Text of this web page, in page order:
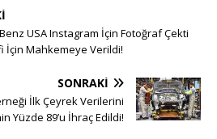
USA Instagram İçin Fotoğraf Çekti
İçin Mahkemeye Verildi!
SONRAKI
İlk Çeyrek Verilerini
Yüzde 89’u İhraç Edildi!